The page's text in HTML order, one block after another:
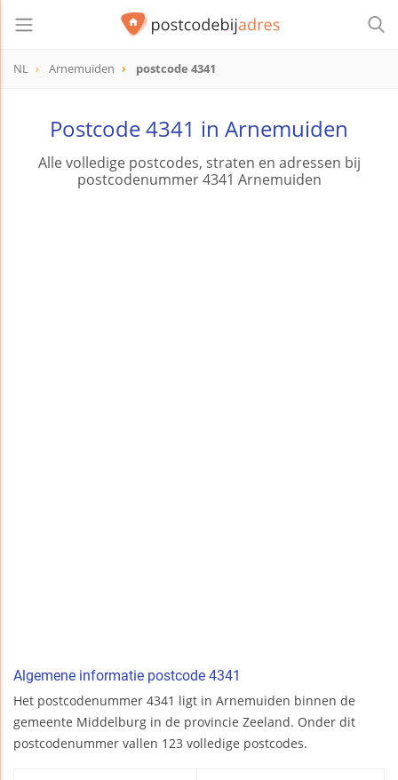
NL Arnemuiden postcode 4341
Postcode 4341 in Arnemuiden
Alle volledige postcodes, straten en adressen bij
postcodenummer 4341 Arnemuiden
Algemene informatie postcode 4341
Het postcodenummer 4341 ligt in Arnemuiden binnen de
gemeente Middelburg in de provincie Zeeland. Onder dit
postcodenummer vallen 123 volledige postcodes.